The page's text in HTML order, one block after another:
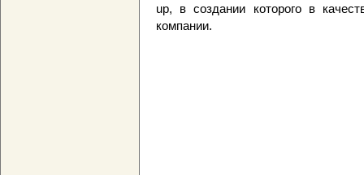
up, в создании которого в
компании.